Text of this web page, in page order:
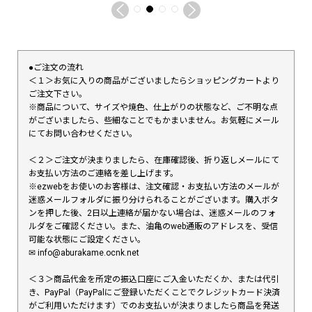
●ご注文の流れ
＜１＞お気に入りの商品がございましたらショッピングカートより
ご注文下さい。
※商品について、サイズや焼色、仕上がりの状態など、ご不明な点
がございましたら、些細なことでもかまいません。お気軽にメール
にてお問い合わせください。
＜２＞ご注文が決まりましたら、在庫確認後、折り返しメールにて
お支払い方法のご連絡を差し上げます。
※ezwebをお使いのお客様は、注文確認・お支払い方法のメールが
迷惑メールフォルダに振り分けられることがございます。購入ボタ
ンを押した後、2日以上連絡が届かない場合は、迷惑メールのフォ
ルダをご確認ください。また、油亀のweb通販のアドレスを、受信
可能な状態にご設定ください。
✉︎ info@aburakame.ocnk.net
＜３＞商品代金を所定の振込口座にご入金いただくか、または代引
き、PayPal（PayPalにご登録いただくことでクレジットカード決済
がご利用いただけます）でのお支払いが決まりましたら商品を発送